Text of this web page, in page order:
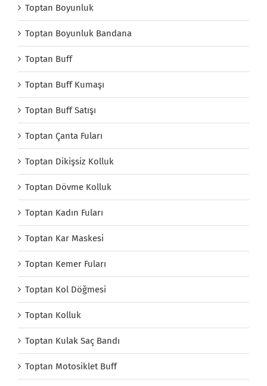
Toptan Boyunluk
Toptan Boyunluk Bandana
Toptan Buff
Toptan Buff Kumaşı
Toptan Buff Satışı
Toptan Çanta Fuları
Toptan Dikişsiz Kolluk
Toptan Dövme Kolluk
Toptan Kadın Fuları
Toptan Kar Maskesi
Toptan Kemer Fuları
Toptan Kol Döğmesi
Toptan Kolluk
Toptan Kulak Saç Bandı
Toptan Motosiklet Buff